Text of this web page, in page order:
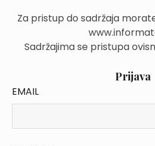
Za pristup do sadržaja
Sadržajima se pristupa
Prijava
EMAIL